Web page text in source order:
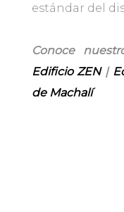
estándar del
Conoce
Edificio ZEN|
de Machalí